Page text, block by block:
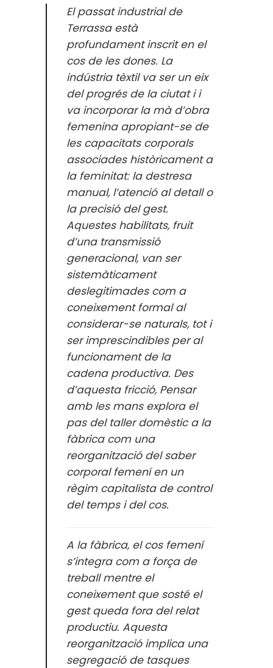
El passat industrial de
Terrassa està
profundament inscrit en el
cos de les dones. La
indústria tèxtil va ser un eix
del progrés de la ciutat i i
va incorporar la mà d’obra
femenina apropiant-se de
les capacitats corporals
associades històricament a
la feminitat: la destresa
manual, l’atenció al detall o
la precisió del gest.
Aquestes habilitats, fruit
d’una transmissió
generacional, van ser
sistemàticament
deslegitimades com a
coneixement formal al
considerar-se naturals, tot i
ser imprescindibles per al
funcionament de la
cadena productiva. Des
d’aquesta fricció, Pensar
amb les mans explora el
pas del taller domèstic a la
fàbrica com una
reorganització del saber
corporal femení en un
règim capitalista de control
del temps i del cos.
A la fàbrica, el cos femení
s’integra com a força de
treball mentre el
coneixement que sosté el
gest queda fora del relat
productiu. Aquesta
reorganització implica una
segregació de tasques